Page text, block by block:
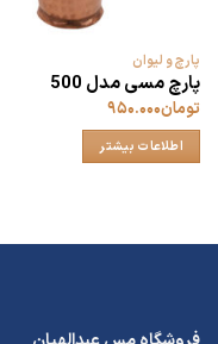
پارچ و لیوان
پارچ مسی مدل 500
تومان۹۵۰.۰۰۰
اطلاعات بیشتر